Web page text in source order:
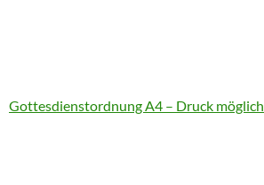
Gottesdienstordnung A4 – Druck möglich